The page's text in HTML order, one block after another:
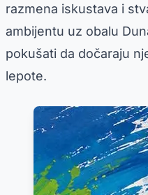
razmena iskustava i
ambijentu uz obalu
pokušati da dočaraju
lepote.